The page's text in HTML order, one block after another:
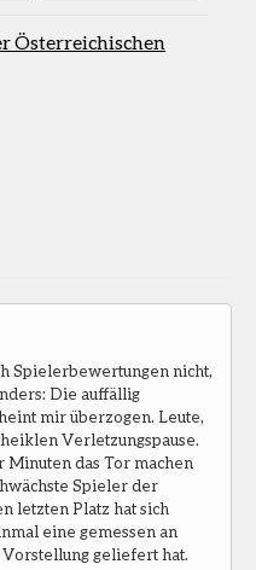
Österreichischen
Spielerbewertungen nicht,
Die auffällig
mir überzogen. Leute,
Verletzungspause.
Minuten das Tor machen
Spieler der
letzten Platz hat sich
eine gemessen an
geliefert hat.